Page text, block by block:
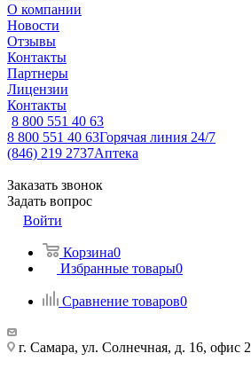
О компании
Новости
Отзывы
Контакты
Партнеры
Лицензии
Контакты
8 800 551 40 63
8 800 551 40 63Горячая линия 24/7
(846) 219 2737Аптека
Заказать звонок
Задать вопрос
Войти
Корзина0
Избранные товары0
Сравнение товаров0
г. Самара, ул. Солнечная, д. 16, офис 2